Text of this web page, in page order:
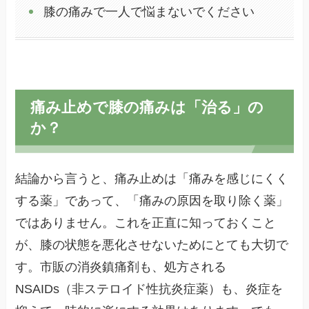
膝の痛みで一人で悩まないでください
痛み止めで膝の痛みは「治る」の
か？
結論から言うと、痛み止めは「痛みを感じにくく
する薬」であって、「痛みの原因を取り除く薬」
ではありません。これを正直に知っておくこと
が、膝の状態を悪化させないためにとても大切で
す。市販の消炎鎮痛剤も、処方される
NSAIDs（非ステロイド性抗炎症薬）も、炎症を